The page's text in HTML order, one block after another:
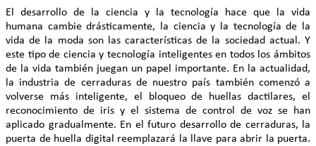
El desarrollo de la ciencia y la tecnología hace que la vida
humana cambie drásticamente, la ciencia y la tecnología de la
vida de la moda son las características de la sociedad actual. Y
este tipo de ciencia y tecnología inteligentes en todos los ámbitos
de la vida también juegan un papel importante. En la actualidad,
la industria de cerraduras de nuestro país también comenzó a
volverse más inteligente, el bloqueo de huellas dactilares, el
reconocimiento de iris y el sistema de control de voz se han
aplicado gradualmente. En el futuro desarrollo de cerraduras, la
puerta de huella digital reemplazará la llave para abrir la puerta.